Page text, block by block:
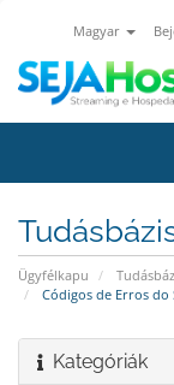
Magyar
Ügyfélkapu
Códigos de Erros do
Kategóriák